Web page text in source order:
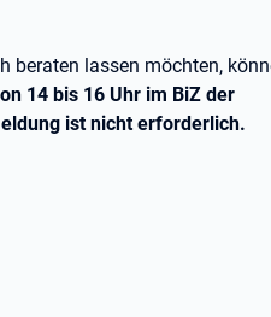
beraten lassen möchten,
14 bis 16 Uhr im BiZ der
ist nicht erforderlich.